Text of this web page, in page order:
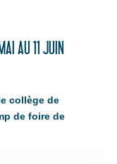
AU 11 JUIN
collège de
de foire de